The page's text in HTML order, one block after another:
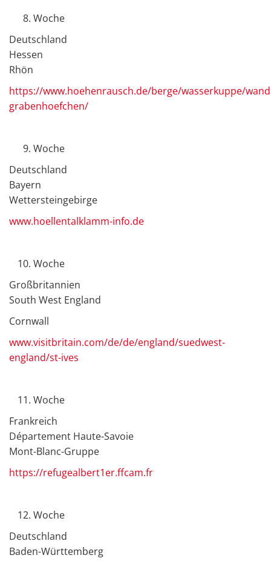
Woche
Deutschland
Hessen
Rhön
https://www.hoehenrausch.de/berge/wasserkuppe/
grabenhoefchen/
Woche
Deutschland
Bayern
Wettersteingebirge
www.hoellentalklamm-info.de
Woche
Großbritannien
South West England
Cornwall
www.visitbritain.com/de/de/england/suedwest-
england/st-ives
Woche
Frankreich
Département Haute-Savoie
Mont-Blanc-Gruppe
https://refugealbert1er.ffcam.fr
Woche
Deutschland
Baden-Württemberg